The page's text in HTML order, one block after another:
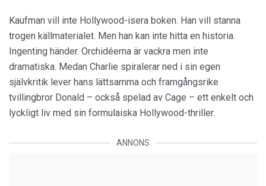
Kaufman vill inte Hollywood-isera boken. Han vill stanna
trogen källmaterialet. Men han kan inte hitta en historia.
Ingenting händer. Orchidéerna är vackra men inte
dramatiska. Medan Charlie spiralerar ned i sin egen
självkritik lever hans lättsamma och framgångsrike
tvillingbror Donald – också spelad av Cage – ett enkelt och
lyckligt liv med sin formulaiska Hollywood-thriller.
ANNONS